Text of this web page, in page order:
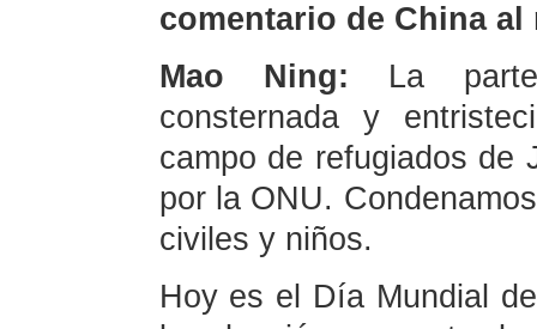
comentario de China al
Mao Ning: La parte
consternada y
campo de refugiados de
por la ONU.
civiles y niños.
Hoy es el Día Mundial